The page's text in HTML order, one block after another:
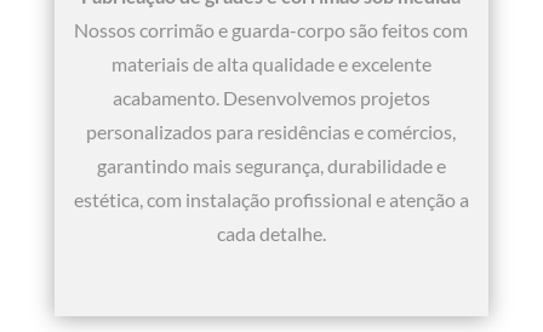
Nossos corrimão e guarda-corpo são feitos com
materiais de alta qualidade e excelente
acabamento. Desenvolvemos projetos
personalizados para residências e comércios,
garantindo mais segurança, durabilidade e
estética, com instalação profissional e atenção a
cada detalhe.